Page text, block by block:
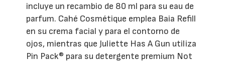
incluye un recambio de 80 ml para su eau de
parfum. Cahé Cosmétique emplea Baia Refill
en su crema facial y para el contorno de
ojos, mientras que Juliette Has A Gun utiliza
Pin Pack® para su detergente premium Not